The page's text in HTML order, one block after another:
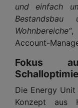
und einfach
Wohnbereiche“,
Account-
Fokus
Die Energy
Konzept aus